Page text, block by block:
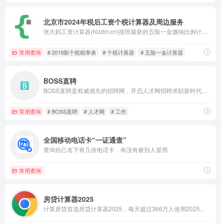
北京市2024年税后工资个税计算器及周边服务
常用查询 # 2019新个税税率表 # 个税计算器 # 五险一金计算器
BOSS直聘
常用查询 # BOSS直聘 # 人才网 # 工作
全国移动电话卡“一证通查”
查询自己名下有几张电话卡，有没有被别人冒用
常用查询
房贷计算器2025